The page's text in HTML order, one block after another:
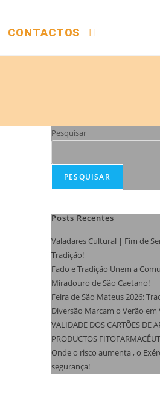
CONTACTOS
Pesquisar
PESQUISAR
Posts Recentes
Valadares Cultural | Fim de
Tradição!
Fado e Tradição Unem a
Miradouro de São Caetano!
Feira de São Mateus 2026:
Diversão Marcam o Verão em
VALIDADE DOS CARTÕES DE
PRODUCTOS
Onde o risco aumenta , o
segurança!